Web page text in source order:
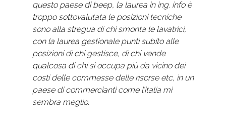
questo paese di beep, la laurea in ing. info è
troppo sottovalutata le posizioni tecniche
sono alla stregua di chi smonta le lavatrici,
con la laurea gestionale punti subito alle
posizioni di chi gestisce, di chi vende
qualcosa di chi si occupa più da vicino dei
costi delle commesse delle risorse etc, in un
paese di commercianti come l’italia mi
sembra meglio.